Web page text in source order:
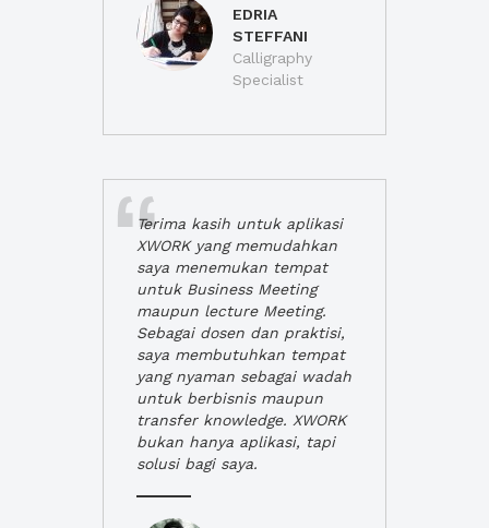
EDRIA
STEFFANI
Calligraphy
Specialist
Terima kasih untuk aplikasi
XWORK yang memudahkan
saya menemukan tempat
untuk Business Meeting
maupun lecture Meeting.
Sebagai dosen dan praktisi,
saya membutuhkan tempat
yang nyaman sebagai wadah
untuk berbisnis maupun
transfer knowledge. XWORK
bukan hanya aplikasi, tapi
solusi bagi saya.